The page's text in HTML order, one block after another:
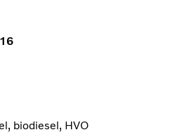
biodiesel, HVO